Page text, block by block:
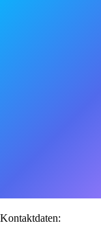
Kontaktdaten: